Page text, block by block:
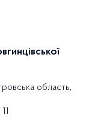
область,